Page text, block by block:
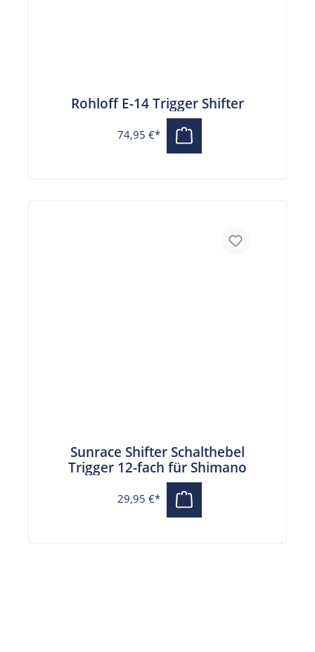
Rohloff E-14 Trigger Shifter
74,95 €*
Sunrace Shifter Schalthebel
Trigger 12-fach für Shimano
29,95 €*